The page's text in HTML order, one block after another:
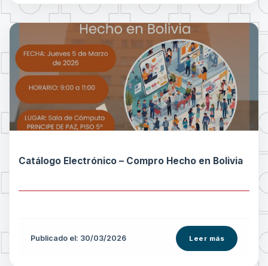
Catálogo Electrónico – Compro Hecho en Bolivia
Publicado el: 30/03/2026 Leer más